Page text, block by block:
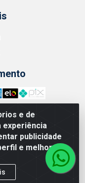
e de
experiência
publicidade
e melhorar a
746 - Ipsep,
0001-61